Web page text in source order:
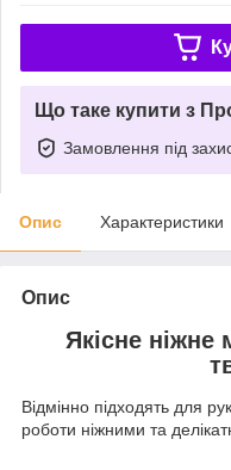
Що таке купити з
Замовлення під
Опис Характеристики
Опис
Якісне
Відмінно підходять для
роботи ніжними та